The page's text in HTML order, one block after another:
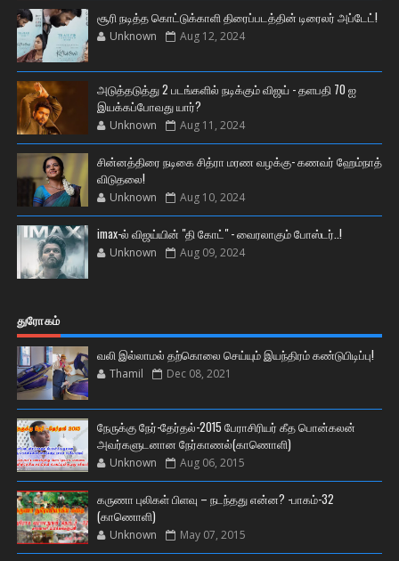
சூரி நடித்த கொட்டுக்காளி திரைப்படத்தின் டிரைலர் அப்டேட்!
Unknown Aug 12, 2024
அடுத்தடுத்து 2 படங்களில் நடிக்கும் விஜய் - தளபதி 70 ஐ
இயக்கப்போவது யார்?
Unknown Aug 11, 2024
சின்னத்திரை நடிகை சித்ரா மரண வழக்கு- கணவர் ஹேம்நாத்
விடுதலை!
Unknown Aug 10, 2024
imax-ல் விஜய்யின் "தி கோட்" - வைரலாகும் போஸ்டர்..!
Unknown Aug 09, 2024
துரோகம்
வலி இல்லாமல் தற்கொலை செய்யும் இயந்திரம் கண்டுபிடிப்பு!
Thamil Dec 08, 2021
நேருக்கு நேர்-தேர்தல்-2015 பேராசிரியர் கீத பொன்கலன்
அவர்களுடனான நேர்காணல்(காணொளி)
Unknown Aug 06, 2015
கருணா புலிகள் பிளவு – நடந்தது என்ன? -பாகம்-32
(காணொளி)
Unknown May 07, 2015